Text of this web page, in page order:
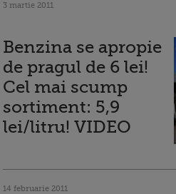
3 martie 2011
Benzina se apropie
de pragul de 6 lei!
Cel mai scump
sortiment: 5,9
lei/litru! VIDEO
14 februarie 2011